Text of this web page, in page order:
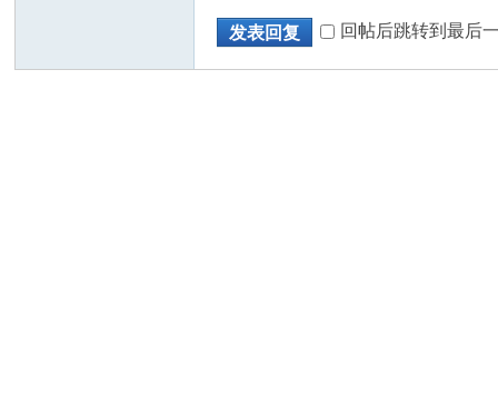
发表回复 回帖后跳转到最后